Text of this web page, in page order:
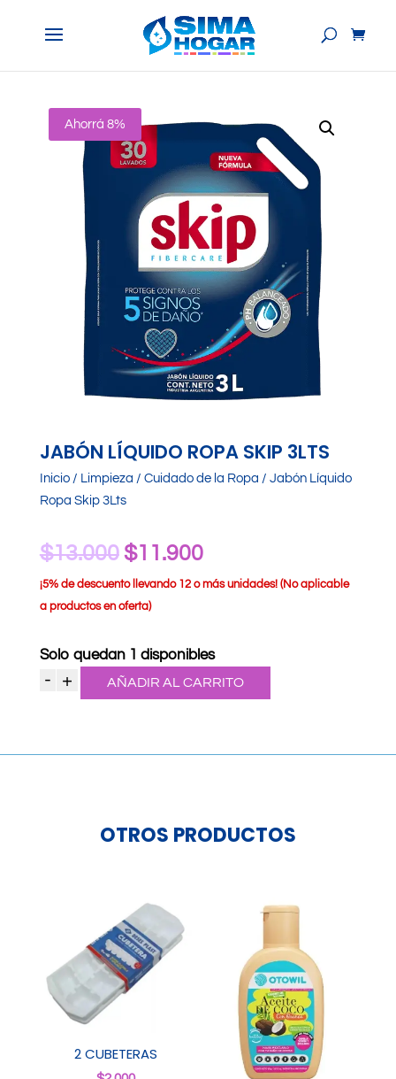
Ahorrá 8%
JABÓN LÍQUIDO ROPA SKIP 3LTS
Inicio/ Limpieza / Cuidado de la Ropa / Jabón Líquido
Ropa Skip 3Lts
$13.000 El
precio
original
era:
$13.000.
$11.900El
precio
es:
$11.900.
¡5% de descuento llevando 12 o más unidades! (No aplicable
a productos en oferta)
Solo quedan 1 disponibles
-
Jabón
Skip
+ AÑADIR AL CARRITO
OTROS PRODUCTOS
2 CUBETERAS